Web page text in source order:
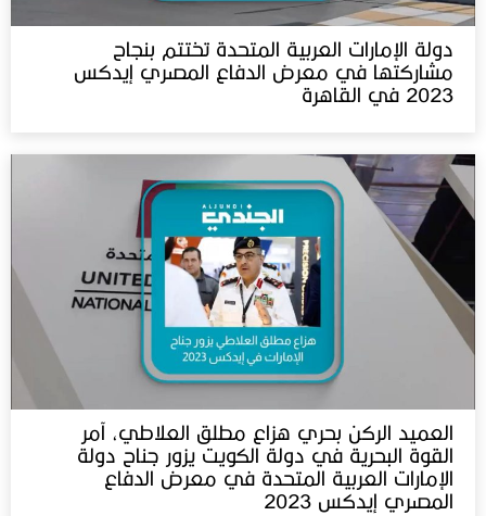
دولة الإمارات العربية المتحدة تختتم بنجاح
مشاركتها في معرض الدفاع المصري إيدكس
2023 في القاهرة
العميد الركن بحري هزاع مطلق العلاطي، آمر
القوة البحرية في دولة الكويت يزور جناح دولة
الإمارات العربية المتحدة في معرض الدفاع
المصري إيدكس 2023